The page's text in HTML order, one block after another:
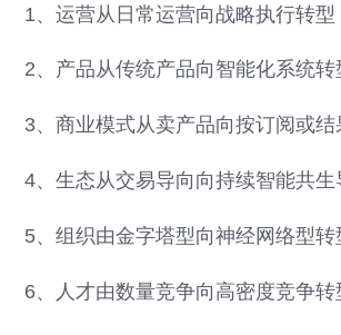
1、运营从日常运营向战略执行转型
2、产品从传统产品向智能化系统转
3、商业模式从卖产品向按订阅或结
4、生态从交易导向向持续智能共生
5、组织由金字塔型向神经网络型转
6、人才由数量竞争向高密度竞争转